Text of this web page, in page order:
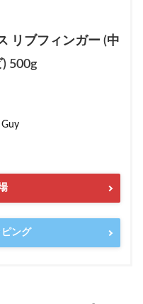
リブフィンガー (中
500g
Guy
ピング